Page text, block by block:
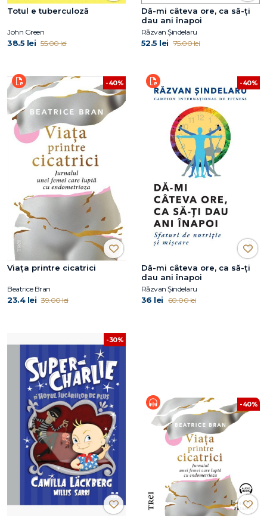
Totul e tuberculoză
John Green
38.5 lei 55.00 lei
Dă-mi câteva ore, ca să-ţi
dau ani înapoi
Răzvan Șindelaru
52.5 lei 75.00 lei
-40%
Viaţa printre cicatrici
Beatrice Bran
23.4 lei 39.00 lei
-40%
Dă-mi câteva ore, ca să-ţi
dau ani înapoi
Răzvan Șindelaru
36 lei 60.00 lei
-30%
-40%